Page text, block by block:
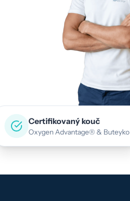
Certifikovaný kouč
Oxygen Advantage® & Buteyko